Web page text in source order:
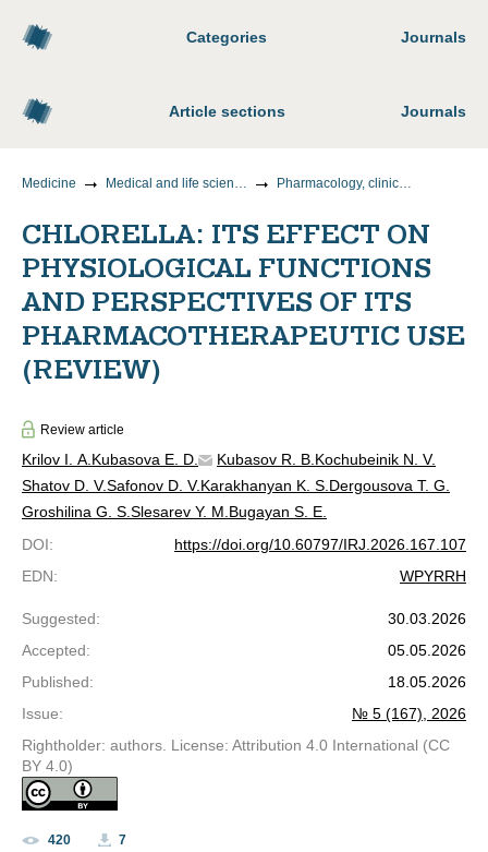
Categories Journals
Article sections Journals
Medicine Medical and life science Pharmacology, clinical pharmacology
CHLORELLA: ITS EFFECT ON
PHYSIOLOGICAL FUNCTIONS
AND PERSPECTIVES OF ITS
PHARMACOTHERAPEUTIC USE
(REVIEW)
Review article
Krilov I. A. Kubasova E. D. Kubasov R. В. Kochubeinik N. V.
Shatov D. V.Safonov D. V.Karakhanyan K. S. Dergousova T. G.
Groshilina G. S. Slesarev Y. M. Bugayan S. E.
DOI:
https://doi.org/10.60797/IRJ.2026.167.107
EDN: WPYRRH
Suggested:
30.03.2026
Accepted:
05.05.2026
Published:
18.05.2026
Issue:
№ 5 (167), 2026
Rightholder: authors. License: Attribution 4.0 International (CC
BY 4.0)
420 7